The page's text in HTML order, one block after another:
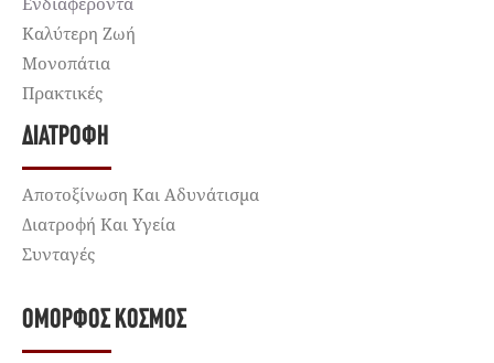
Καλύτερη Ζωή
Μονοπάτια
Πρακτικές
ΔΙΑΤΡΟΦΉ
Αποτοξίνωση Και Αδυνάτισμα
Διατροφή Και Υγεία
Συνταγές
ΌΜΟΡΦΟΣ ΚΌΣΜΟΣ